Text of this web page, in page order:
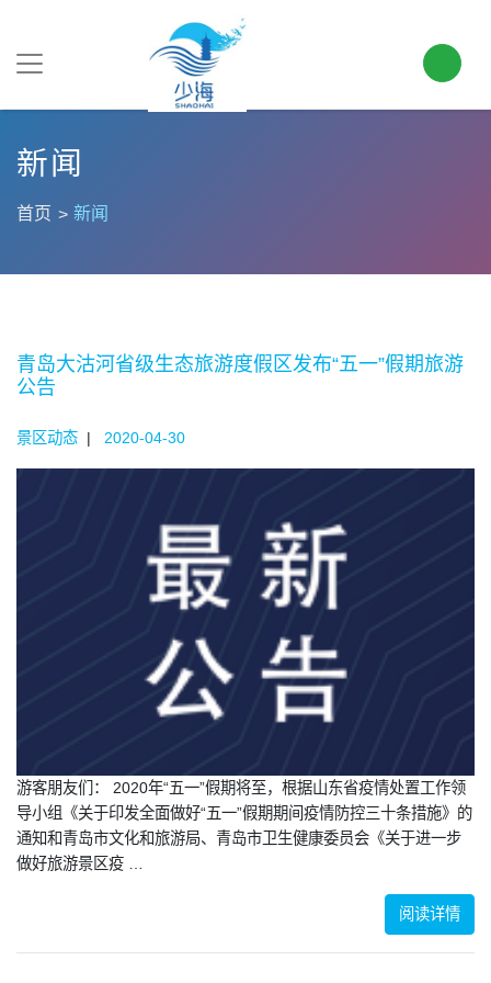
新闻
首页 新闻
青岛大沽河省级生态旅游度假区发布“五一”假期旅游
公告
景区动态 | 2020-04-30
游客朋友们： 2020年“五一”假期将至，根据山东省疫情处置工作领
导小组《关于印发全面做好“五一”假期期间疫情防控三十条措施》的
通知和青岛市文化和旅游局、青岛市卫生健康委员会《关于进一步
做好旅游景区疫 …
阅读详情